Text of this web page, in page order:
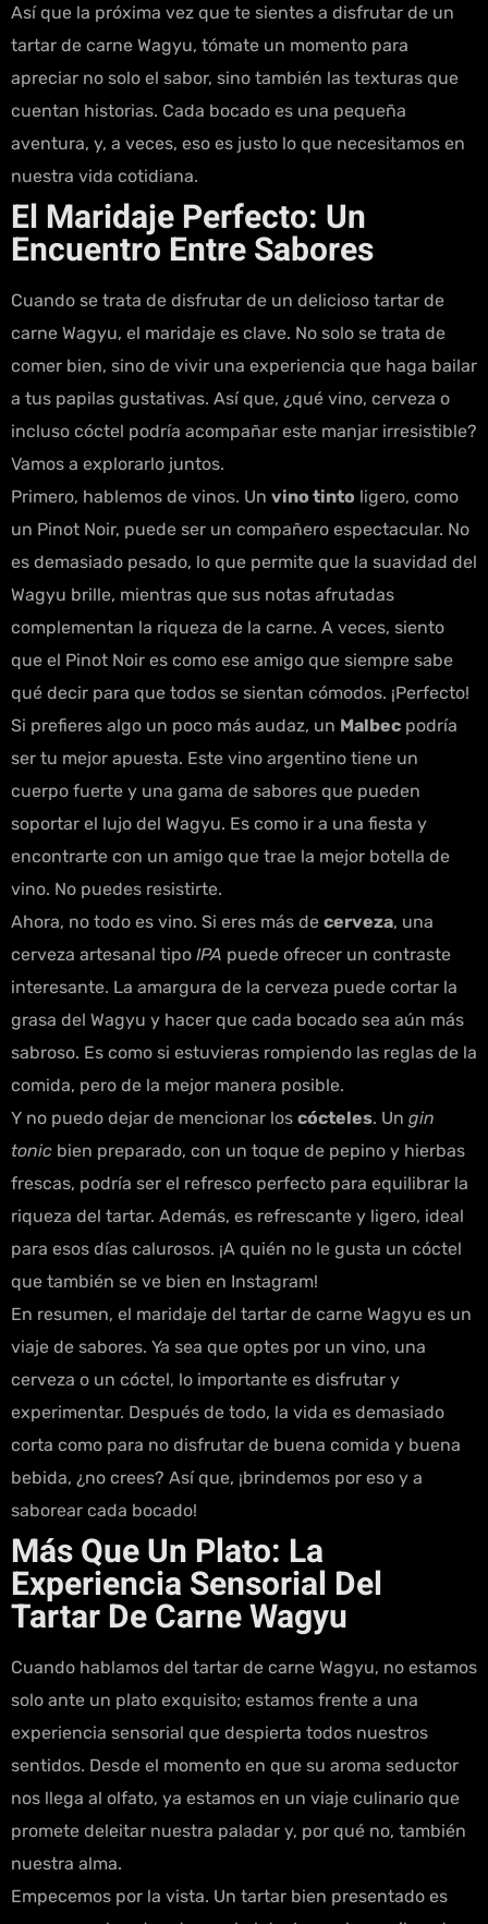
Así que la próxima vez que te sientes a disfrutar de un
tartar de carne Wagyu, tómate un momento para
apreciar no solo el sabor, sino también las texturas que
cuentan historias. Cada bocado es una pequeña
aventura, y, a veces, eso es justo lo que necesitamos en
nuestra vida cotidiana.
El Maridaje Perfecto: Un
Encuentro Entre Sabores
Cuando se trata de disfrutar de un delicioso tartar de
carne Wagyu, el maridaje es clave. No solo se trata de
comer bien, sino de vivir una experiencia que haga bailar
a tus papilas gustativas. Así que, ¿qué vino, cerveza o
incluso cóctel podría acompañar este manjar irresistible?
Vamos a explorarlo juntos.
Primero, hablemos de vinos. Un vino tinto ligero, como
un Pinot Noir, puede ser un compañero espectacular. No
es demasiado pesado, lo que permite que la suavidad del
Wagyu brille, mientras que sus notas afrutadas
complementan la riqueza de la carne. A veces, siento
que el Pinot Noir es como ese amigo que siempre sabe
qué decir para que todos se sientan cómodos. ¡Perfecto!
Si prefieres algo un poco más audaz, un Malbec podría
ser tu mejor apuesta. Este vino argentino tiene un
cuerpo fuerte y una gama de sabores que pueden
soportar el lujo del Wagyu. Es como ir a una fiesta y
encontrarte con un amigo que trae la mejor botella de
vino. No puedes resistirte.
Ahora, no todo es vino. Si eres más de cerveza, una
cerveza artesanal tipo IPA puede ofrecer un contraste
interesante. La amargura de la cerveza puede cortar la
grasa del Wagyu y hacer que cada bocado sea aún más
sabroso. Es como si estuvieras rompiendo las reglas de la
comida, pero de la mejor manera posible.
Y no puedo dejar de mencionar los cócteles. Un gin
tonic bien preparado, con un toque de pepino y hierbas
frescas, podría ser el refresco perfecto para equilibrar la
riqueza del tartar. Además, es refrescante y ligero, ideal
para esos días calurosos. ¡A quién no le gusta un cóctel
que también se ve bien en Instagram!
En resumen, el maridaje del tartar de carne Wagyu es un
viaje de sabores. Ya sea que optes por un vino, una
cerveza o un cóctel, lo importante es disfrutar y
experimentar. Después de todo, la vida es demasiado
corta como para no disfrutar de buena comida y buena
bebida, ¿no crees? Así que, ¡brindemos por eso y a
saborear cada bocado!
Más Que Un Plato: La
Experiencia Sensorial Del
Tartar De Carne Wagyu
Cuando hablamos del tartar de carne Wagyu, no estamos
solo ante un plato exquisito; estamos frente a una
experiencia sensorial que despierta todos nuestros
sentidos. Desde el momento en que su aroma seductor
nos llega al olfato, ya estamos en un viaje culinario que
promete deleitar nuestra paladar y, por qué no, también
nuestra alma.
Empecemos por la vista. Un tartar bien presentado es